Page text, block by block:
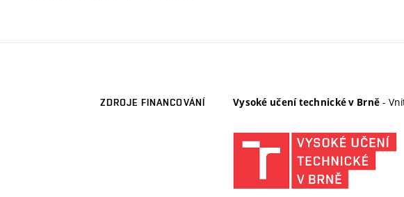
ZDROJE FINANCOVÁNÍ Vysoké učení technické v Brně -